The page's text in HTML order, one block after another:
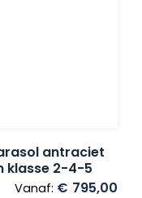
antraciet
klasse 2-4-5
Vanaf: € 795,00